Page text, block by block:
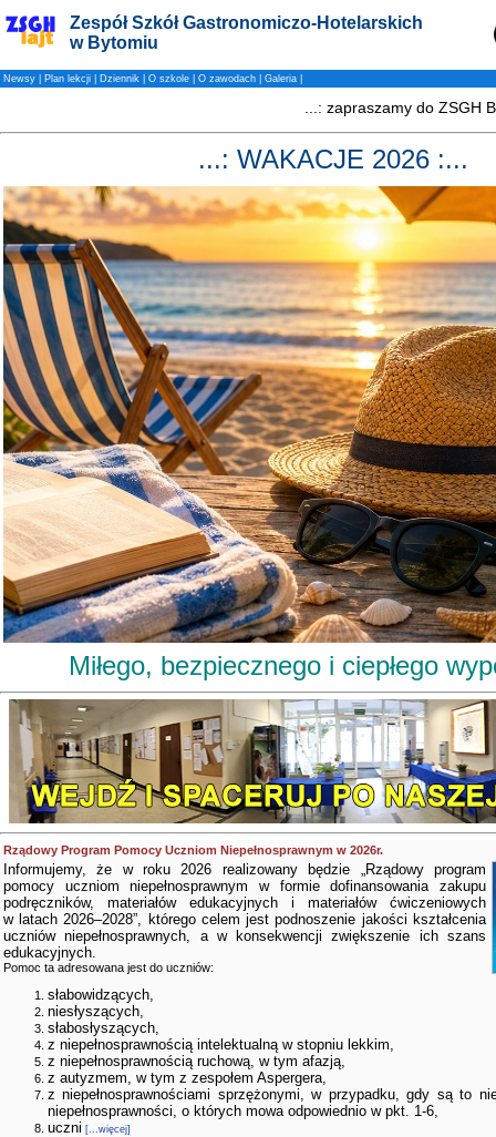
Zespół Szkół Gastronomiczo-Hotelarskich
w Bytomiu
Newsy Plan lekcji Dziennik O szkole O zawodach Galeria
...: WAKACJE 2026 :...
Miłego, bezpiecznego i ciepłego
Rządowy Program Pomocy Uczniom Niepełnosprawnym w 2026r.
Informujemy, że w roku 2026 realizowany będzie „Rządowy program
pomocy uczniom niepełnosprawnym w formie dofinansowania zakupu
podręczników, materiałów edukacyjnych i materiałów ćwiczeniowych
w latach 2026–2028”, którego celem jest podnoszenie jakości kształcenia
uczniów niepełnosprawnych, a w konsekwencji zwiększenie ich szans
edukacyjnych.
Pomoc ta adresowana jest do uczniów:
słabowidzących,
niesłyszących,
słabosłyszących,
z niepełnosprawnością intelektualną w stopniu lekkim,
z niepełnosprawnością ruchową, w tym afazją,
z autyzmem, w tym z zespołem Aspergera,
z niepełnosprawnościami sprzężonymi, w przypadku, gdy są to
niepełnosprawności, o których mowa odpowiednio w pkt. 1-6,
uczni [...więcej]